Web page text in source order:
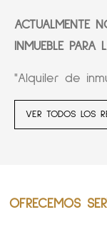
ACTUALMENTE
INMUEBLE PARA
"Alquiler de
VER TODOS LOS
OFRECEMOS